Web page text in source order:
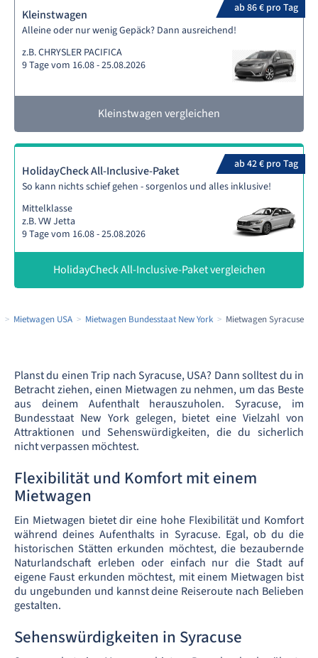
ab 86 € pro Tag
Kleinstwagen
Alleine oder nur wenig Gepäck? Dann ausreichend!
z.B. CHRYSLER PACIFICA
9 Tage vom 16.08 - 25.08.2026
Kleinstwagen vergleichen
ab 42 € pro Tag
HolidayCheck All-Inclusive-Paket
So kann nichts schief gehen - sorgenlos und alles inklusive!
Mittelklasse
z.B. VW Jetta
9 Tage vom 16.08 - 25.08.2026
HolidayCheck All-Inclusive-Paket vergleichen
Mietwagen USA Mietwagen Bundesstaat New York Mietwagen Syracuse
Planst du einen Trip nach Syracuse, USA? Dann solltest du in
Betracht ziehen, einen Mietwagen zu nehmen, um das Beste
aus deinem Aufenthalt herauszuholen. Syracuse, im
Bundesstaat New York gelegen, bietet eine Vielzahl von
Attraktionen und Sehenswürdigkeiten, die du sicherlich
nicht verpassen möchtest.
Flexibilität und Komfort mit einem
Mietwagen
Ein Mietwagen bietet dir eine hohe Flexibilität und Komfort
während deines Aufenthalts in Syracuse. Egal, ob du die
historischen Stätten erkunden möchtest, die bezaubernde
Naturlandschaft erleben oder einfach nur die Stadt auf
eigene Faust erkunden möchtest, mit einem Mietwagen bist
du ungebunden und kannst deine Reiseroute nach Belieben
gestalten.
Sehenswürdigkeiten in Syracuse